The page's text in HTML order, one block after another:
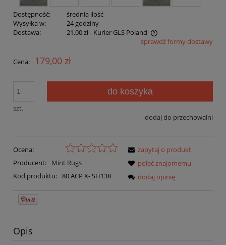
Dostępność:
średnia ilość
Wysyłka w:
24 godziny
Dostawa:
21,00 zł- Kurier GLS Poland
Cena nie zawiera ewentualnych kosztów płatnościsprawdź formy dostawy
Cena: 179,00 zł
szt.
do koszyka
dodaj do przechowalni
Ocena:
Producent:
Mint Rugs
Kod produktu: 80 ACP X- SH138
zapytaj o produkt
poleć znajomemu
dodaj opinię
Opis